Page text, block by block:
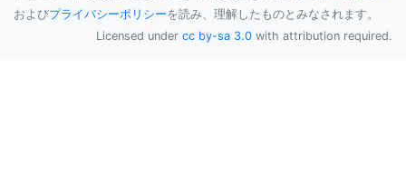
およびプライバシーポリシーを読み、理解したものとみなされます。
Licensed under cc by-sa 3.0 with attribution required.